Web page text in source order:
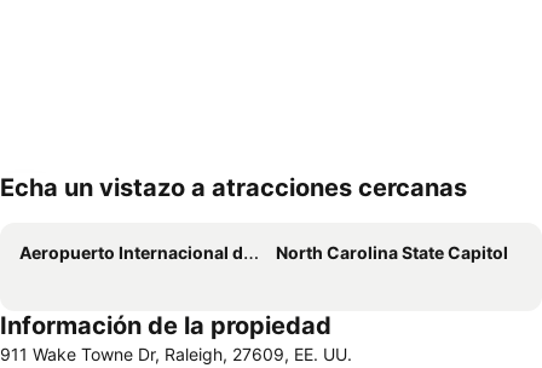
Echa un vistazo a atracciones cercanas
Aeropuerto Internacional de Raleigh Durham North Carolina State Capitol
Información de la propiedad
911 Wake Towne Dr, Raleigh, 27609, EE. UU.